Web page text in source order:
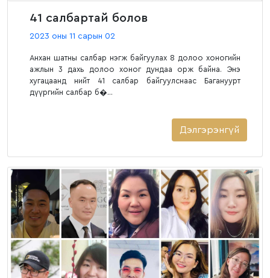
41 салбартай болов
2023 оны 11 сарын 02
Анхан шатны салбар нэгж байгуулах 8 долоо хоногийн
ажлын 3 дахь долоо хоног дундаа орж байна. Энэ
хугацаанд нийт 41 салбар байгуулснаас Багануурт
дүүргийн салбар б�...
Дэлгэрэнгүй